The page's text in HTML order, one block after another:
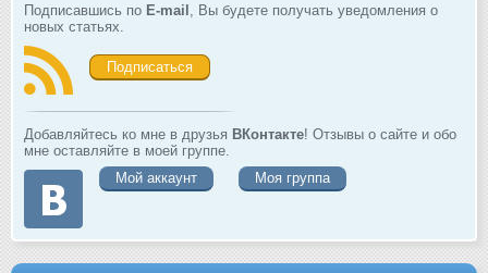
Подписавшись по E-mail , Вы будете получать уведомления о
новых статьях.
Подписаться
Добавляйтесь ко мне в друзья ВКонтакте! Отзывы о сайте и обо
мне оставляйте в моей группе.
Мой аккаунт
Моя группа